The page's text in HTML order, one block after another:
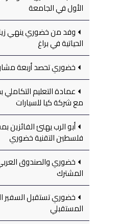
الأول في الجامعة
وفد من خضوري ينهي
الحياتية في براغ
خضوري تحصد أربعة
عمادة التعليم
مع شركة كيا للسيارات
أبو الرب يهنئ
فلسطين التقنية خضوري
خضوري والصندوق
المشترك
خضوري تستقبل السفير
المستقبلي